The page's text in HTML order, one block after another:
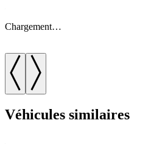
Chargement…
Véhicules similaires